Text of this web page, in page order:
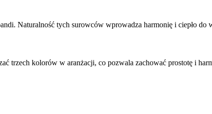
Naturalność tych surowców wprowadza harmonię i ciepło do
trzech kolorów w aranżacji, co pozwala zachować prostotę i